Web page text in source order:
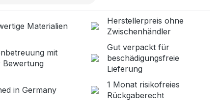
Materialien
Herstellerpreis ohne
Zwischenhändler
mit
Bewertung
Gut verpackt für
beschädigungsfreie
Lieferung
in Germany
1 Monat risikofreies
Rückgaberecht